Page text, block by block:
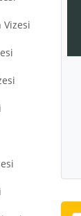
Vizesi